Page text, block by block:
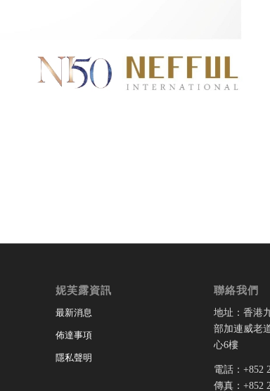
妮芙露資訊
最新消息
佈達事項
隱私聲明
聯絡我們
地址：香港
部加連威老
心6樓
電話：+852
傳真：+852